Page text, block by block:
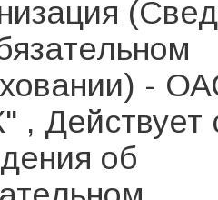
-
, Действует
об